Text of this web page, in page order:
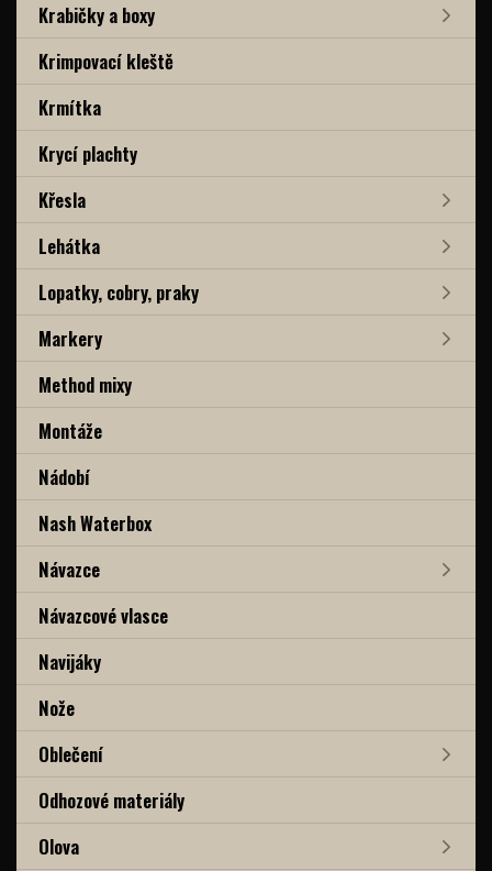
Krabičky a boxy
Krimpovací kleště
Krmítka
Krycí plachty
Křesla
Lehátka
Lopatky, cobry, praky
Markery
Method mixy
Montáže
Nádobí
Nash Waterbox
Návazce
Návazcové vlasce
Navijáky
Nože
Oblečení
Odhozové materiály
Olova